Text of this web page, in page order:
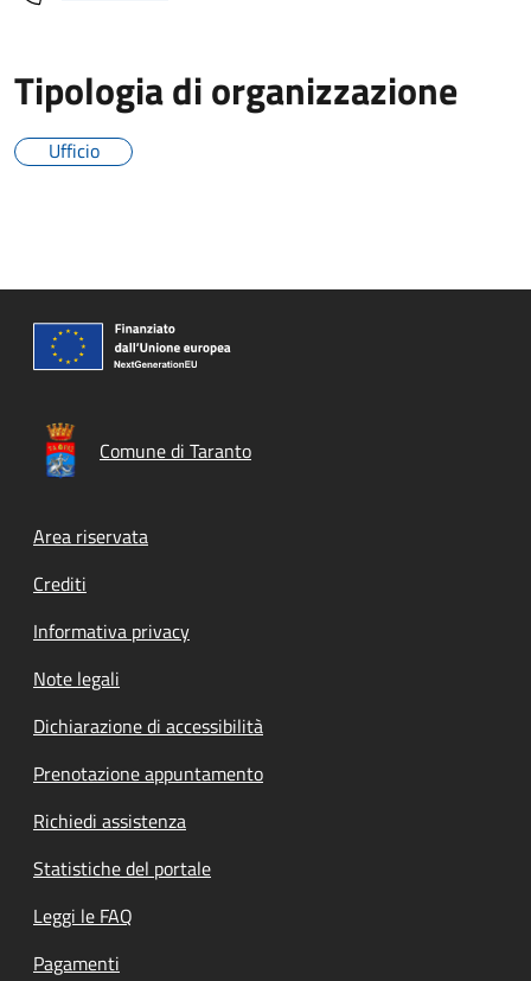
Tipologia di organizzazione
Ufficio
Comune di Taranto
Footer menu
Area riservata
Crediti
Informativa privacy
Note legali
Dichiarazione di accessibilità
Prenotazione appuntamento
Richiedi assistenza
Statistiche del portale
Leggi le FAQ
Pagamenti